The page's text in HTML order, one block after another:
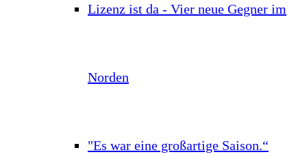
Lizenz ist da - Vier neue Gegner im
Norden
"Es war eine großartige Saison.“